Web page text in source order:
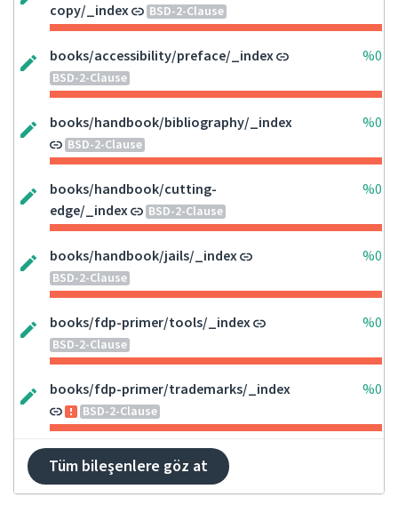
copy/_index
BSD-2-Clause
books/accessibility/preface/_index
BSD-2-Clause
%0
books/handbook/bibliography/_index
BSD-2-Clause
%0
books/handbook/cutting-
edge/_index
BSD-2-Clause
%0
books/handbook/jails/_index
BSD-2-Clause
%0
books/fdp-primer/tools/_index
BSD-2-Clause
%0
books/fdp-primer/trademarks/_index
BSD-2-Clause
%0
Tüm bileşenlere göz at